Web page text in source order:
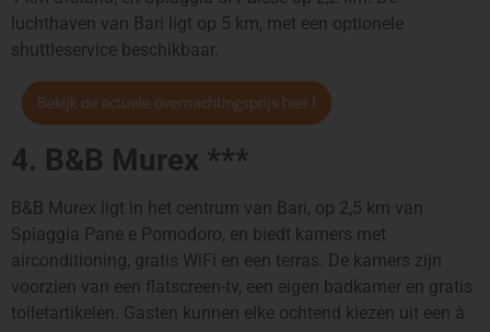
luchthaven van Bari ligt op 5 km, met een optionele
shuttleservice beschikbaar.
4. B&B Murex ***
B&B Murex ligt in het centrum van Bari, op 2,5 km van
Spiaggia Pane e Pomodoro, en biedt kamers met
airconditioning, gratis WiFi en een terras. De kamers zijn
voorzien van een flatscreen-tv, een eigen badkamer en gratis
toiletartikelen. Gasten kunnen elke ochtend kiezen uit een à